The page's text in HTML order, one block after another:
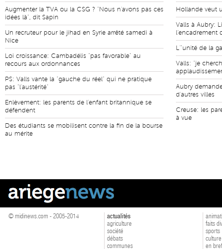
Augmenter la TVA ou la CSG ? "Nous n'avons pas ces
idées là", dit Sapin
Un recruteur pour le jihad en Syrie arrêté samedi à
Nice
Loi croissance: Cambadélis "pas favorable" au
recours aux ordonnances
PS: Valls vante la "gauche du réel" qui ne pratique
pas "l'austérité"
Enlèvement: les parents de l'enfant britannique se
défendent
Des étudiants se mobilisent contre la fin de la bourse
au mérite
Hollande veut
Valls à Aubry:
l'encadrement
L'"unité de la
Valls: "je
Aubry
d'autres villes
Creuse: les
à vue
© midinews.com - 2005-2014
actualités
agriculture
société
débats
communes
faits
sports
culture
en bref